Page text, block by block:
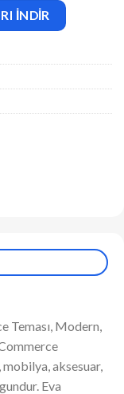
İNDİR
Teması, Modern,
mobilya, aksesuar,
Eva